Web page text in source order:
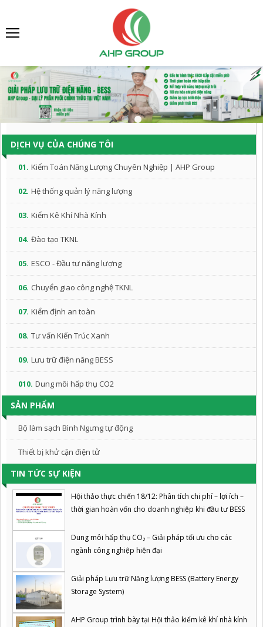
DỊCH VỤ CỦA CHÚNG TÔI
01. Kiểm Toán Năng Lượng Chuyên Nghiệp | AHP Group
02. Hệ thống quản lý năng lượng
03. Kiểm Kê Khí Nhà Kính
04. Đào tạo TKNL
05. ESCO - Đầu tư năng lượng
06. Chuyển giao công nghệ TKNL
07. Kiểm định an toàn
08. Tư vấn Kiến Trúc Xanh
09. Lưu trữ điện năng BESS
010. Dung môi hấp thụ CO2
SẢN PHẨM
Bộ làm sạch Bình Ngưng tự động
Thiết bị khử cặn điện tử
TIN TỨC SỰ KIỆN
Hội thảo thực chiến 18/12: Phân tích chi phí – lợi ích –
thời gian hoàn vốn cho doanh nghiệp khi đầu tư BESS
Dung môi hấp thụ CO₂ – Giải pháp tối ưu cho các
ngành công nghiệp hiện đại
Giải pháp Lưu trữ Năng lượng BESS (Battery Energy
Storage System)
AHP Group trình bày tại Hội thảo kiểm kê khí nhà kính